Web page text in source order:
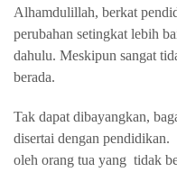
Alhamdulillah, berkat
perubahan setingkat lebih
dahulu. Meskipun sangat
berada.
Tak dapat dibayangkan,
disertai dengan pendidikan.
oleh orang tua yang tidak